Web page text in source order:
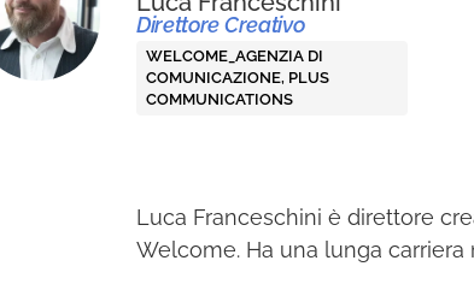
Direttore Creativo
WELCOME_AGENZIA DI
COMUNICAZIONE, PLUS
COMMUNICATIONS
Luca Franceschini è direttore
Welcome. Ha una lunga